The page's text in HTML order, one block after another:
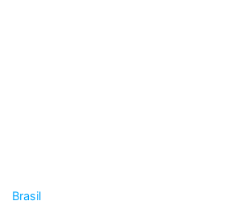
Brasil